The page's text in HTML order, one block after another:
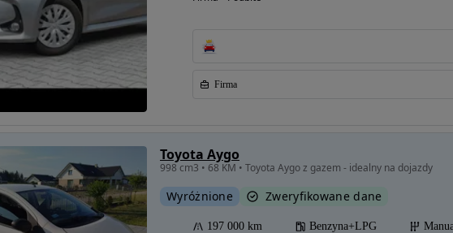
Firma
Toyota Aygo
998 cm3 • 68 KM • Toyota Aygo z gazem - idealny na dojazdy
Wyróżnione Zweryfikowane dane
197 000 km Benzyna+LPG